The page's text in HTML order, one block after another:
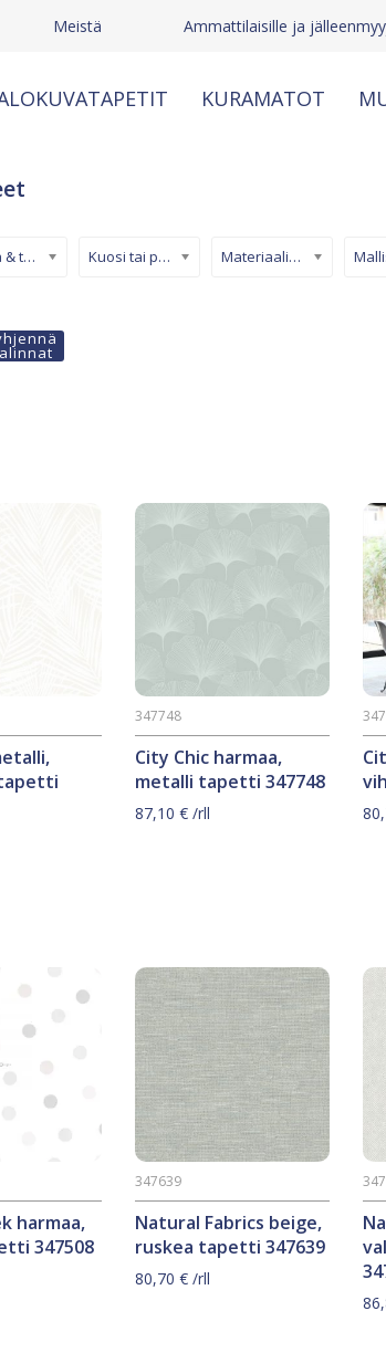
Meistä Ammattilaisille ja
KURAMATOT
Teema & tyyli Kuosi tai pinta Materiaali/ tuotetyyppi
City Chic harmaa,
metalli tapetti 347748
347748
87,10€ /rll
harmaa,
347508
Natural Fabrics beige,
ruskea tapetti 347639
347639
80,70€ /rll